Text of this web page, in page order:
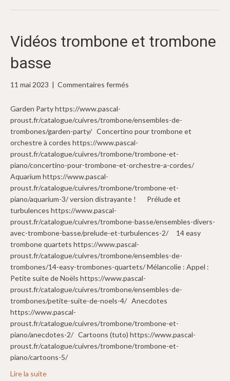
Vidéos trombone et trombone
basse
11 mai 2023 | Commentaires fermés
et
trombone
basse
Garden Party https://www.pascal-
proust.fr/catalogue/cuivres/trombone/ensembles-de-
trombones/garden-party/ Concertino pour trombone et
orchestre à cordes https://www.pascal-
proust.fr/catalogue/cuivres/trombone/trombone-et-
piano/concertino-pour-trombone-et-orchestre-a-cordes/
Aquarium https://www.pascal-
proust.fr/catalogue/cuivres/trombone/trombone-et-
piano/aquarium-3/ version distrayante ! Prélude et
turbulences https://www.pascal-
proust.fr/catalogue/cuivres/trombone-basse/ensembles-divers-
avec-trombone-basse/prelude-et-turbulences-2/ 14 easy
trombone quartets https://www.pascal-
proust.fr/catalogue/cuivres/trombone/ensembles-de-
trombones/14-easy-trombones-quartets/ Mélancolie : Appel :
Petite suite de Noëls https://www.pascal-
proust.fr/catalogue/cuivres/trombone/ensembles-de-
trombones/petite-suite-de-noels-4/ Anecdotes
https://www.pascal-
proust.fr/catalogue/cuivres/trombone/trombone-et-
piano/anecdotes-2/ Cartoons (tuto) https://www.pascal-
proust.fr/catalogue/cuivres/trombone/trombone-et-
piano/cartoons-5/
Lire la suite